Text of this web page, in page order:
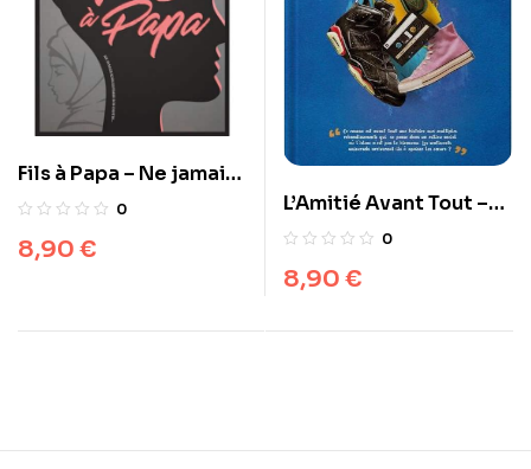
Fils à Papa – Ne jamais
sous estimer son
0
8,90 €
L’Amitié Avant Tout –
Thami Kamil
0
8,90 €